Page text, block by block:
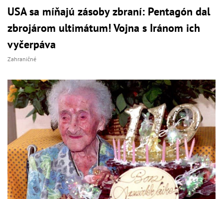
USA sa míňajú zásoby zbraní: Pentagón dal
zbrojárom ultimátum! Vojna s Iránom ich
vyčerpáva
Zahraničné